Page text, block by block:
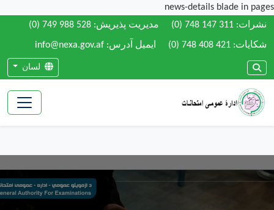
news-details blade in pages
نشرات: (0) 748 147 311 مدیریت پذیریش: (0) 749 988 528
شکایات: (0) 748 408 421 ایمیل آدرس: info@nexa.gov.af
لسان